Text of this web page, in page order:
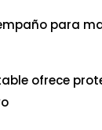
para
ofrece